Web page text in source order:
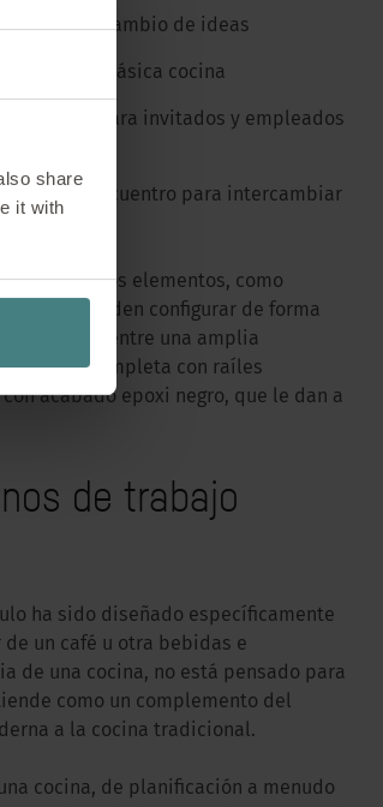
share
it with
el intercambio de ideas
a la clásica cocina
catering para invitados y empleados
de encuentro para intercambiar
todos los elementos, como
se pueden configurar de forma
elegir entre una amplia
se completa con raíles
acabado epoxi negro, que le dan a
de trabajo
ha sido diseñado específicamente
un café u otra bebidas e
de una cocina, no está pensado para
como un complemento del
a la cocina tradicional.
cocina, de planificación a menudo